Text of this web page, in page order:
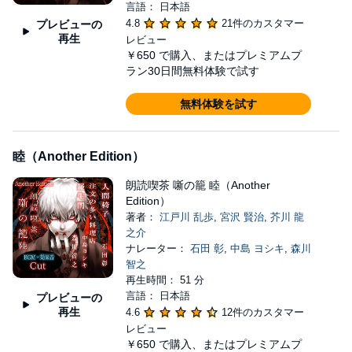
プレビューの
再生
言語： 日本語
4.8
21件のカスタマー
レビュー
￥650 で購入、またはプレミアムプ
ラン30日間無料体験で試す
無料体験を試す
睦（Another Edition）
プレビューの
再生
朗読喫茶 噺の籠 睦（Another
Edition）
著者： 江戸川 乱歩, 宮沢 賢治, 芥川 龍
之介
ナレーター： 石田 彰, 中島 ヨシキ, 森川
智之
再生時間： 51 分
言語： 日本語
4.6
12件のカスタマー
レビュー
￥650 で購入、またはプレミアムプ